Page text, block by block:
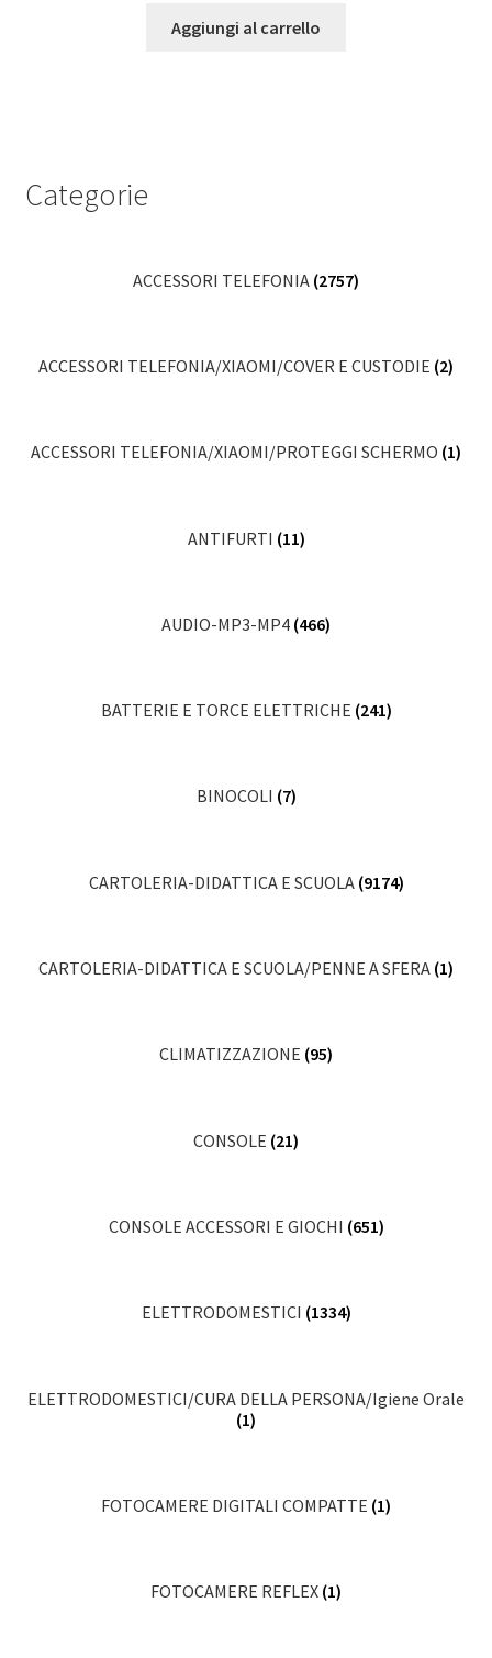
Aggiungi al carrello
Categorie
ACCESSORI TELEFONIA (2757)
ACCESSORI TELEFONIA/XIAOMI/COVER E CUSTODIE (2)
ACCESSORI TELEFONIA/XIAOMI/PROTEGGI SCHERMO (1)
ANTIFURTI (11)
AUDIO-MP3-MP4 (466)
BATTERIE E TORCE ELETTRICHE (241)
BINOCOLI (7)
CARTOLERIA-DIDATTICA E SCUOLA (9174)
CARTOLERIA-DIDATTICA E SCUOLA/PENNE A SFERA (1)
CLIMATIZZAZIONE (95)
CONSOLE (21)
CONSOLE ACCESSORI E GIOCHI (651)
ELETTRODOMESTICI (1334)
ELETTRODOMESTICI/CURA DELLA PERSONA/Igiene Orale
(1)
FOTOCAMERE DIGITALI COMPATTE (1)
FOTOCAMERE REFLEX (1)